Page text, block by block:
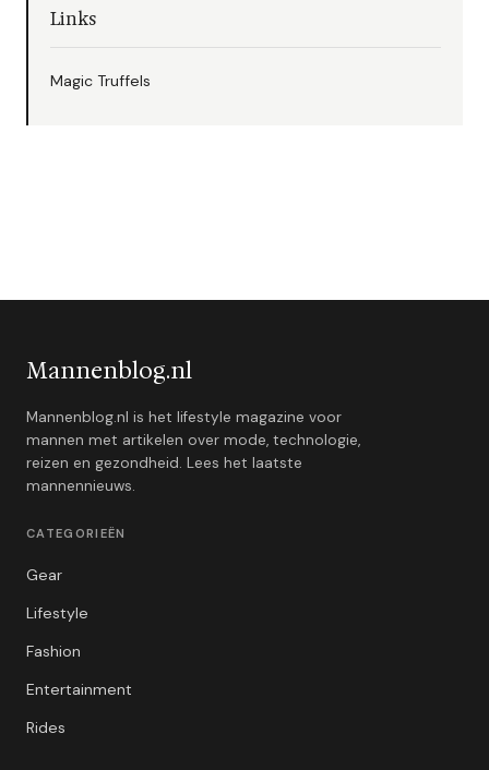
Links
Magic Truffels
Mannenblog.nl
Mannenblog.nl is het lifestyle magazine voor
mannen met artikelen over mode, technologie,
reizen en gezondheid. Lees het laatste
mannennieuws.
CATEGORIEËN
Gear
Lifestyle
Fashion
Entertainment
Rides